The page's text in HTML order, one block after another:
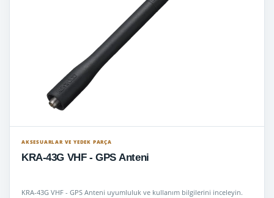
AKSESUARLAR VE YEDEK PARÇA
KRA-43G VHF - GPS Anteni
KRA-43G VHF - GPS Anteni uyumluluk ve kullanım bilgilerini inceleyin.